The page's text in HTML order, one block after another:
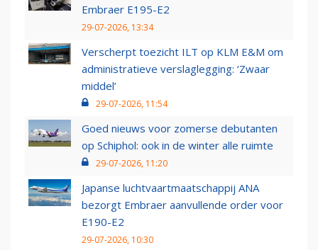
Embraer E195-E2
29-07-2026, 13:34
Verscherpt toezicht ILT op KLM E&M om
administratieve verslaglegging: ‘Zwaar
middel’
29-07-2026, 11:54
Goed nieuws voor zomerse debutanten
op Schiphol: ook in de winter alle ruimte
29-07-2026, 11:20
Japanse luchtvaartmaatschappij ANA
bezorgt Embraer aanvullende order voor
E190-E2
29-07-2026, 10:30